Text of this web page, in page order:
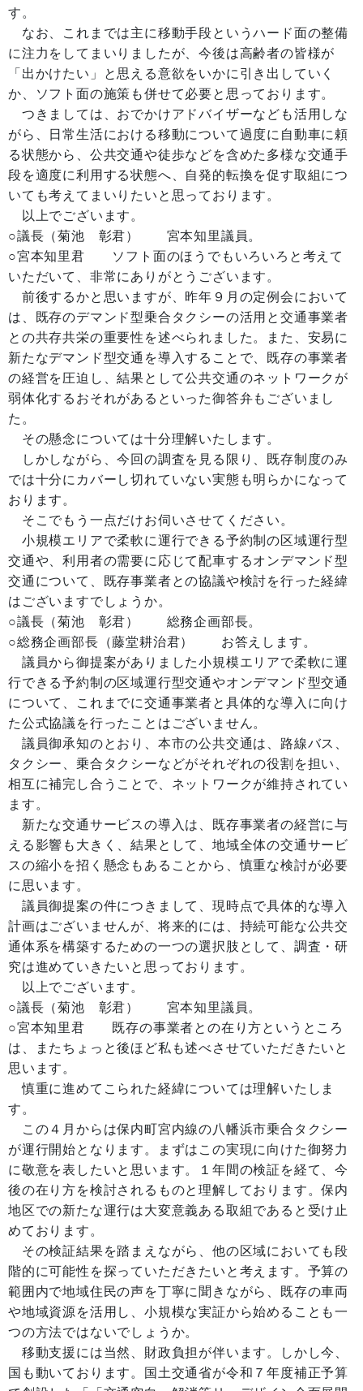
す。
なお、これまでは主に移動手段というハード面の整備
に注力をしてまいりましたが、今後は高齢者の皆様が
「出かけたい」と思える意欲をいかに引き出していく
か、ソフト面の施策も併せて必要と思っております。
つきましては、おでかけアドバイザーなども活用しな
がら、日常生活における移動について過度に自動車に頼
る状態から、公共交通や徒歩などを含めた多様な交通手
段を適度に利用する状態へ、自発的転換を促す取組につ
いても考えてまいりたいと思っております。
以上でございます。
○議長（菊池 彰君） 宮本知里議員。
○宮本知里君 ソフト面のほうでもいろいろと考えて
いただいて、非常にありがとうございます。
前後するかと思いますが、昨年９月の定例会において
は、既存のデマンド型乗合タクシーの活用と交通事業者
との共存共栄の重要性を述べられました。また、安易に
新たなデマンド型交通を導入することで、既存の事業者
の経営を圧迫し、結果として公共交通のネットワークが
弱体化するおそれがあるといった御答弁もございまし
た。
その懸念については十分理解いたします。
しかしながら、今回の調査を見る限り、既存制度のみ
では十分にカバーし切れていない実態も明らかになって
おります。
そこでもう一点だけお伺いさせてください。
小規模エリアで柔軟に運行できる予約制の区域運行型
交通や、利用者の需要に応じて配車するオンデマンド型
交通について、既存事業者との協議や検討を行った経緯
はございますでしょうか。
○議長（菊池 彰君） 総務企画部長。
○総務企画部長（藤堂耕治君） お答えします。
議員から御提案がありました小規模エリアで柔軟に運
行できる予約制の区域運行型交通やオンデマンド型交通
について、これまでに交通事業者と具体的な導入に向け
た公式協議を行ったことはございません。
議員御承知のとおり、本市の公共交通は、路線バス、
タクシー、乗合タクシーなどがそれぞれの役割を担い、
相互に補完し合うことで、ネットワークが維持されてい
ます。
新たな交通サービスの導入は、既存事業者の経営に与
える影響も大きく、結果として、地域全体の交通サービ
スの縮小を招く懸念もあることから、慎重な検討が必要
に思います。
議員御提案の件につきまして、現時点で具体的な導入
計画はございませんが、将来的には、持続可能な公共交
通体系を構築するための一つの選択肢として、調査・研
究は進めていきたいと思っております。
以上でございます。
○議長（菊池 彰君） 宮本知里議員。
○宮本知里君 既存の事業者との在り方というところ
は、またちょっと後ほど私も述べさせていただきたいと
思います。
慎重に進めてこられた経緯については理解いたしま
す。
この４月からは保内町宮内線の八幡浜市乗合タクシー
が運行開始となります。まずはこの実現に向けた御努力
に敬意を表したいと思います。１年間の検証を経て、今
後の在り方を検討されるものと理解しております。保内
地区での新たな運行は大変意義ある取組であると受け止
めております。
その検証結果を踏まえながら、他の区域においても段
階的に可能性を探っていただきたいと考えます。予算の
範囲内で地域住民の声を丁寧に聞きながら、既存の車両
や地域資源を活用し、小規模な実証から始めることも一
つの方法ではないでしょうか。
移動支援には当然、財政負担が伴います。しかし今、
国も動いております。国土交通省が令和７年度補正予算